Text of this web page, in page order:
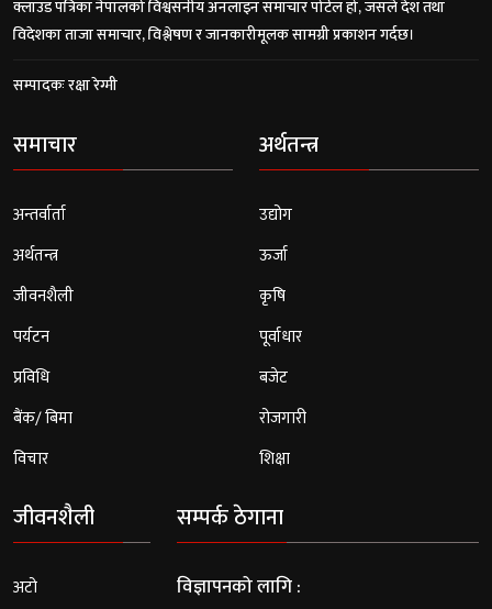
क्लाउड पत्रिका नेपालको विश्वसनीय अनलाइन समाचार पोर्टल हो, जसले देश तथा
विदेशका ताजा समाचार, विश्लेषण र जानकारीमूलक सामग्री प्रकाशन गर्दछ।
सम्पादकः रक्षा रेग्मी
समाचार
अन्तर्वार्ता
अर्थतन्त्र
जीवनशैली
पर्यटन
प्रविधि
बैंक/ बिमा
विचार
अर्थतन्त्र
उद्योग
ऊर्जा
कृषि
पूर्वाधार
बजेट
रोजगारी
शिक्षा
जीवनशैली
अटो
सम्पर्क ठेगाना
विज्ञापनको लागि :